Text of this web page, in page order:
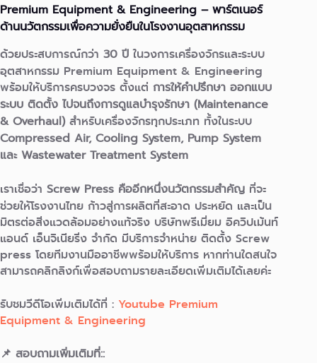
Premium Equipment & Engineering – พาร์ตเนอร์
ด้านนวัตกรรมเพื่อความยั่งยืนในโรงงานอุตสาหกรรม
ด้วยประสบการณ์กว่า 30 ปี ในวงการเครื่องจักรและระบบ
อุตสาหกรรม Premium Equipment & Engineering
พร้อมให้บริการครบวงจร ตั้งแต่ การให้คำปรึกษา ออกแบบ
ระบบ ติดตั้ง ไปจนถึงการดูแลบำรุงรักษา (Maintenance
& Overhaul) สำหรับเครื่องจักรทุกประเภท ทั้งในระบบ
Compressed Air, Cooling System, Pump System
และ Wastewater Treatment System
เราเชื่อว่า Screw Press คืออีกหนึ่งนวัตกรรมสำคัญ ที่จะ
ช่วยให้โรงงานไทย ก้าวสู่การผลิตที่สะอาด ประหยัด และเป็น
มิตรต่อสิ่งแวดล้อมอย่างแท้จริง บริษัทพรีเมี่ยม อิควิปเม้นท์
แอนด์ เอ็นจิเนียริ่ง จำกัด มีบริการจำหน่าย ติดตั้ง Screw
press โดยทีมงานมืออาชีพพร้อมให้บริการ หากท่านใดสนใจ
สามารถคลิกลิงก์เพื่อสอบถามรายละเอียดเพิ่มเติมได้เลยค่ะ
รับชมวีดีโอเพิ่มเติมได้ที่ : Youtube Premium
Equipment & Engineering
📌 สอบถามเพิ่มเติมที่::